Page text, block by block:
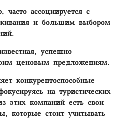
ассоциируется с
и большим выбором
успешно
ценовым предложениям.
конкурентоспособные
на туристических
этих компаний есть свои
которые стоит учитывать